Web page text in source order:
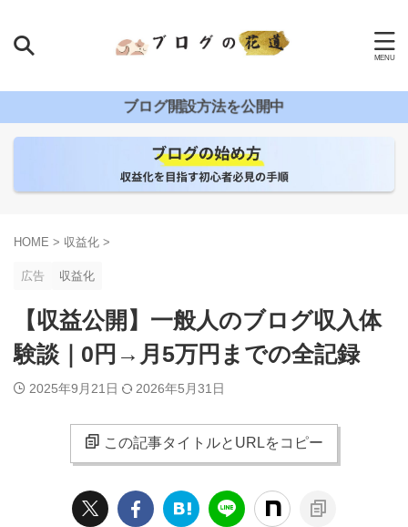
ブログ開設方法を公開中
HOME > 収益化 >
広告 収益化
【収益公開】一般人のブログ収入体
験談｜0円→月5万円までの全記録
2025年9月21日 2026年5月31日
この記事タイトルとURLをコピー